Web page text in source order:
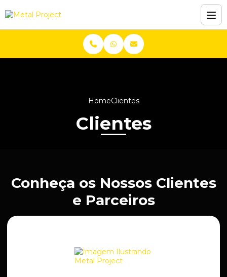
HomeClientes
Clientes
Conheça os Nossos Clientes
e Parceiros